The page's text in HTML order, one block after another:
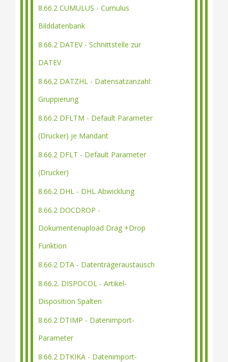
8.66.2 CUMULUS - Cumulus
Bilddatenbank
8.66.2 DATEV - Schnittstelle zur
DATEV
8.66.2 DATZHL - Datensatzanzahl:
Gruppierung
8.66.2 DFLTM - Default Parameter
(Drucker) je Mandant
8.66.2 DFLT - Default Parameter
(Drucker)
8.66.2 DHL - DHL Abwicklung
8.66.2 DOCDROP -
Dokumentenupload Drag +Drop
Funktion
8.66.2 DTA - Datenträgeraustausch
8.66.2. DISPOCOL - Artikel-
Disposition Spalten
8.66.2 DTIMP - Datenimport-
Parameter
8.66.2 DTKIKA - Datenimport-